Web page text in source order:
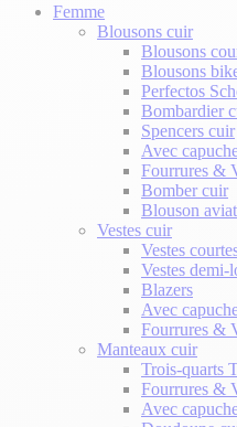
Femme
Blousons cuir
Blousons
Blousons
Perfectos
Bombardier
Spencers cuir
Avec
Fourrures &
Bomber cuir
Blouson
Vestes cuir
Vestes
Vestes demi-
Blazers
Avec
Fourrures &
Manteaux cuir
Trois-quarts
Fourrures &
Avec